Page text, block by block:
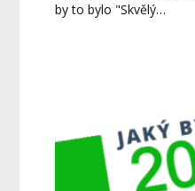
by to bylo "Skvělý…